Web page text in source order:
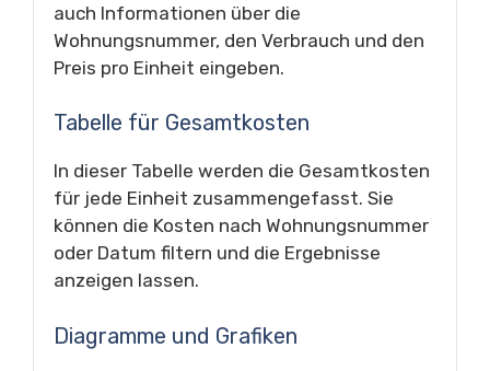
auch Informationen über die
Wohnungsnummer, den Verbrauch und den
Preis pro Einheit eingeben.
Tabelle für Gesamtkosten
In dieser Tabelle werden die Gesamtkosten
für jede Einheit zusammengefasst. Sie
können die Kosten nach Wohnungsnummer
oder Datum filtern und die Ergebnisse
anzeigen lassen.
Diagramme und Grafiken